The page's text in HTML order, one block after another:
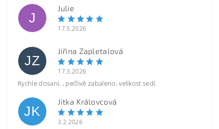
J
Julie
17.5.2026
JZ
Jiřina Zapletalová
17.3.2026
Rychle dosani, , pečlivě zabaleno, velikost sedí.
JK
Jitka Královcová
3.2.2026